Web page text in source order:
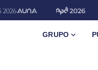
GRUPO